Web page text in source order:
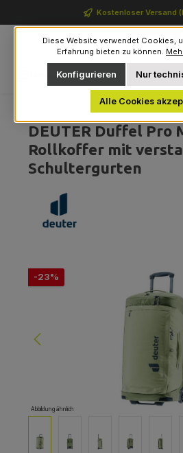
Zum Hauptinhalt springenKostenloser Versand
Navigation
DEUTER Duffel Pro
Rollkoffer mit
Schultergurten
Bildergalerie überspringen
-23%
Abbildung ähnlich
Diese Website verwendet Cookies,
Erfahrung bieten zu können.
Nur
Konfigurieren
Alle Cookies